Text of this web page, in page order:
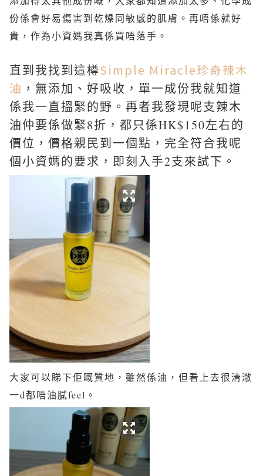
份係會好易傷害到乾燥同敏感的肌膚。再唔係就好
貴，作為小資媽我真係買唔落手。
直到我找到這樽Simple Miracle珍奇辣木
油 ，無添加、好吸收，單一成份我就知道
係我一直搵緊的野。再者我發現呢支辣木
油仲要係做緊8折，都只係HK$150左右的
價位，價格親民到一個點，完全符合我呢
個小資媽的要求，即刻入手2支來試下。
大家可以睇下佢嘅質地，雖然係油，但看上去很清澈
一d都唔油膩feel。